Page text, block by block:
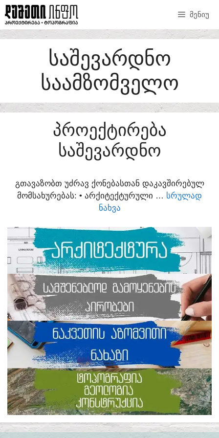
SKIP
TO
CONTENT
ᲛᲔᲜᲘᲣ
ᲡᲐᲨᲔᲕᲐᲠᲓᲜᲝ
ᲡᲐᲐᲛᲖᲝᲛᲕᲔᲚᲝ
ᲞᲠᲝᲔᲥᲢᲘᲠᲔᲑᲐ
ᲡᲐᲨᲔᲕᲐᲠᲓᲜᲝ
ᲒᲗᲐᲕᲐᲖᲝᲑᲗ ᲣᲫᲠᲐᲕ ᲥᲝᲜᲔᲑᲐᲡᲗᲐᲜ ᲓᲐᲙᲐᲕᲨᲘᲠᲔᲑᲣᲚ
ᲛᲝᲛᲡᲐᲮᲣᲠᲔᲑᲐᲡ:​ • ᲐᲠᲥᲘᲢᲔᲥᲢᲣᲠᲣᲚᲘ … ᲡᲠᲣᲚᲐᲓ
ᲜᲐᲮᲕᲐ